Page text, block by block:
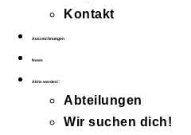
Kontakt
Auszeichnungen
News
Aktiv werden
Abteilungen
Wir suchen dich!